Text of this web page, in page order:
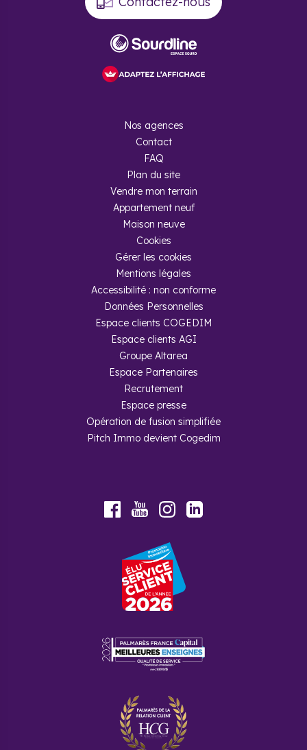
Nos agences
Contact
FAQ
Plan du site
Vendre mon terrain
Appartement neuf
Maison neuve
Cookies
Gérer les cookies
Mentions légales
Accessibilité : non conforme
Données Personnelles
Espace clients COGEDIM
Espace clients AGI
Groupe Altarea
Espace Partenaires
Recrutement
Espace presse
Opération de fusion simplifiée
Pitch Immo devient Cogedim
FacebookYoutubeInstagram